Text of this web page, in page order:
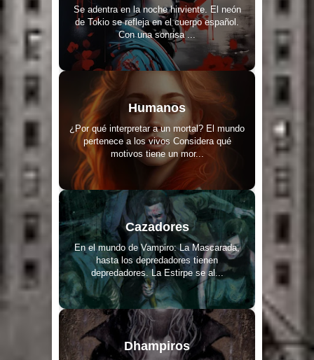
Se adentra en la noche hirviente. El neón
de Tokio se refleja en el cuerpo español.
Con una sonrisa ...
Humanos
¿Por qué interpretar a un mortal? El mundo
pertenece a los vivos Considera qué
motivos tiene un mor...
Cazadores
En el mundo de Vampiro: La Mascarada,
hasta los depredadores tienen
depredadores. La Estirpe se al...
Dhampiros